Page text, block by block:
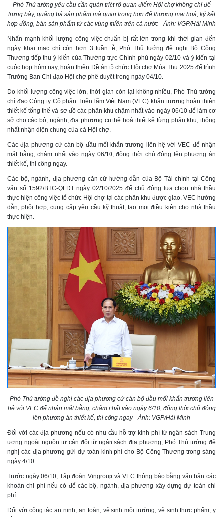
Phó Thủ tướng yêu cầu cần quán triệt rõ quan điểm Hội chợ không chỉ để
trưng bày, quảng bá sản phẩm mà quan trọng hơn để thương mại hoá, ký kết
hợp đồng, bán sản phẩm từ các vùng miền trên cả nước - Ảnh: VGP/Hải Minh
Nhấn mạnh khối lượng công việc chuẩn bị rất lớn trong khi thời gian đến
ngày khai mạc chỉ còn hơn 3 tuần lễ, Phó Thủ tướng đề nghị Bộ Công
Thương tiếp thu ý kiến của Thường trực Chính phủ ngày 02/10 và ý kiến tại
cuộc họp hôm nay, hoàn thiện Đề án tổ chức Hội chợ Mùa Thu 2025 để trình
Trưởng Ban Chỉ đạo Hội chợ phê duyệt trong ngày 04/10.
Do khối lượng công việc lớn, thời gian còn lại không nhiều, Phó Thủ tướng
chỉ đạo Công ty Cổ phần Triển lãm Việt Nam (VEC) khẩn trương hoàn thiện
thiết kế tổng thể và sơ đồ các phân khu chậm nhất vào ngày 06/10 để làm cơ
sở cho các bộ, ngành, địa phương cụ thể hoá thiết kế từng phân khu, thống
nhất nhận diện chung của cả Hội chợ.
Các địa phương cử cán bộ đầu mối khẩn trương liên hệ với VEC để nhận
mặt bằng, chậm nhất vào ngày 06/10, đồng thời chủ động lên phương án
thiết kế, thi công ngay.
Các bộ, ngành, địa phương căn cứ hướng dẫn của Bộ Tài chính tại Công
văn số 1592/BTC-QLĐT ngày 02/10/2025 để chủ động lựa chọn nhà thầu
thực hiện công việc tổ chức Hội chợ tại các phân khu được giao. VEC hướng
dẫn, phối hợp, cung cấp yêu cầu kỹ thuật, tạo mọi điều kiện cho nhà thầu
thực hiện.
Phó Thủ tướng đề nghị các địa phương cử cán bộ đầu mối khẩn trương liên
hệ với VEC để nhận mặt bằng, chậm nhất vào ngày 6/10, đồng thời chủ động
lên phương án thiết kế, thi công ngay - Ảnh: VGP/Hải Minh
Đối với các địa phương nếu có nhu cầu hỗ trợ kinh phí từ ngân sách Trung
ương ngoài nguồn tự cân đối từ ngân sách địa phương, Phó Thủ tướng đề
nghị các địa phương gửi dự toán kinh phí cho Bộ Công Thương trong sáng
ngày 4/10.
Trước ngày 06/10, Tập đoàn Vingroup và VEC thông báo bằng văn bản các
khoản chi phí nếu có để các bộ, ngành, địa phương xây dựng dự toán chi
phí.
Đối với công tác an ninh, an toàn, vệ sinh môi trường, vệ sinh thực phẩm, y